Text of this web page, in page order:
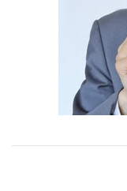
Young adult (SK)